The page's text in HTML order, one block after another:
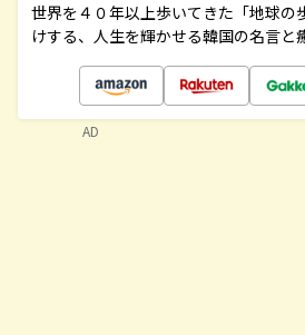
世界を４０年以上歩いてきた「地球の
けする、人生を輝かせる韓国の名言と
AD